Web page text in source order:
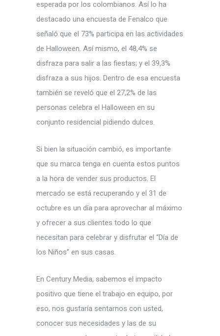
esperada por los colombianos. Así lo ha
destacado una encuesta de Fenalco que
señaló que el 73% participa en las actividades
de Halloween. Así mismo, el 48,4% se
disfraza para salir a las fiestas; y el 39,3%
disfraza a sus hijos. Dentro de esa encuesta
también se reveló que el 27,2% de las
personas celebra el Halloween en su
conjunto residencial pidiendo dulces.
Si bien la situación cambió, es importante
que su marca tenga en cuenta estos puntos
a la hora de vender sus productos. El
mercado se está recuperando y el 31 de
octubre es un día para aprovechar al máximo
y ofrecer a sus clientes todo lo que
necesitan para celebrar y disfrutar el “Día de
los Niños” en sus casas.
En Century Media, sabemos el impacto
positivo que tiene el trabajo en equipo, por
eso, nos gustaría sentarnos con usted,
conocer sus necesidades y las de su